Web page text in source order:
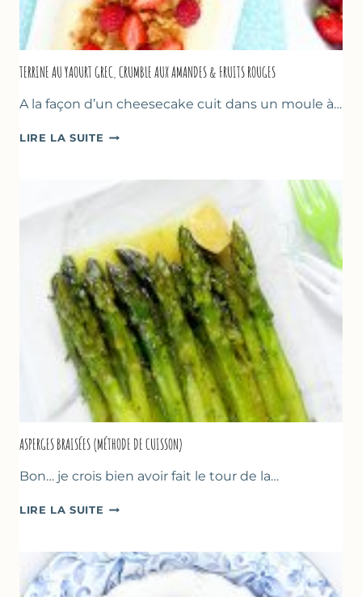
TERRINE AU YAOURT GREC, CRUMBLE AUX AMANDES & FRUITS ROUGES
A la façon d’un cheesecake cuit dans un moule à…
LIRE LA SUITE TERRINE
GREC,
AMANDES
&
FRUITS
ROUGES
ASPERGES BRAISÉES (MÉTHODE DE CUISSON)
Bon… je crois bien avoir fait le tour de la…
LIRE LA SUITE ASPERGES
DE
CUISSON)